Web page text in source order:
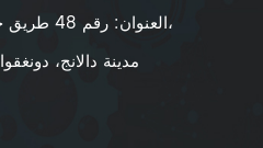
العنوان: رقم 48 طريق جينشا الثاني، شويكو،
مدينة دالانج،